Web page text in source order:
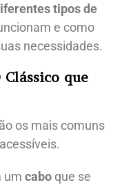
tipos de
e como
necessidades.
que
os mais comuns
um cabo que se